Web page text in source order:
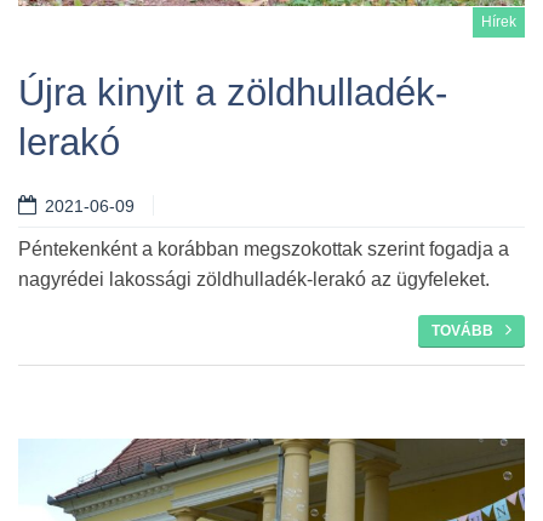
Hírek
Újra kinyit a zöldhulladék-
lerakó
2021-06-09
Péntekenként a korábban megszokottak szerint fogadja a
nagyrédei lakossági zöldhulladék-lerakó az ügyfeleket.
TOVÁBB